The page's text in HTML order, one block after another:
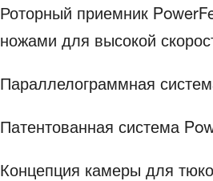
Роторный приемник
ножами для высокой
Параллелограммная
Патентованная система
Концепция камеры для